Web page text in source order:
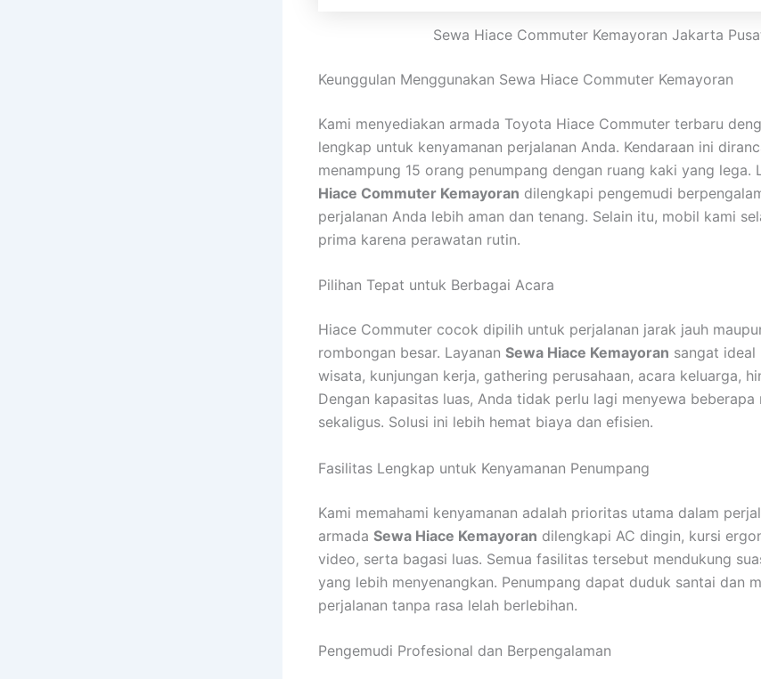
Sewa Hiace Commuter Kemayoran Jakarta
Keunggulan Menggunakan Sewa Hiace Commuter Kemayoran
Kami menyediakan armada Toyota Hiace Commuter terbaru
lengkap untuk kenyamanan perjalanan Anda. Kendaraan ini
menampung 15 orang penumpang dengan ruang kaki yang lega.
Hiace Commuter Kemayoran dilengkapi pengemudi
perjalanan Anda lebih aman dan tenang. Selain itu, mobil kami
prima karena perawatan rutin.
Pilihan Tepat untuk Berbagai Acara
Hiace Commuter cocok dipilih untuk perjalanan jarak jauh
rombongan besar. Layanan Sewa Hiace Kemayoran sangat ideal
wisata, kunjungan kerja, gathering perusahaan, acara keluarga,
Dengan kapasitas luas, Anda tidak perlu lagi menyewa beberapa
sekaligus. Solusi ini lebih hemat biaya dan efisien.
Fasilitas Lengkap untuk Kenyamanan Penumpang
Kami memahami kenyamanan adalah prioritas utama dalam
armada Sewa Hiace Kemayoran dilengkapi AC dingin, kursi
video, serta bagasi luas. Semua fasilitas tersebut mendukung
yang lebih menyenangkan. Penumpang dapat duduk santai dan
perjalanan tanpa rasa lelah berlebihan.
Pengemudi Profesional dan Berpengalaman